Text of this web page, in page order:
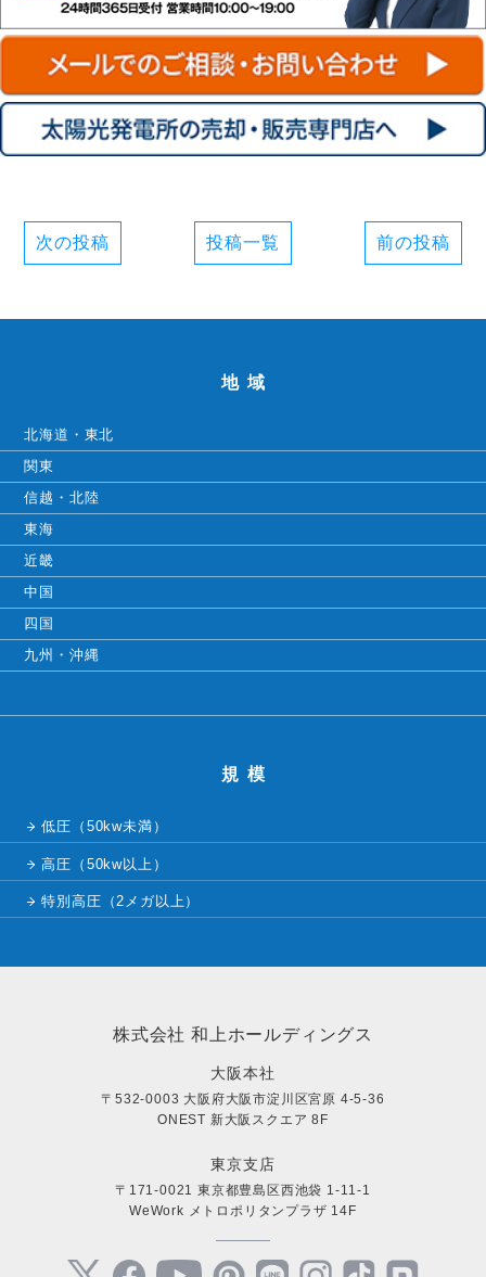
次の投稿 投稿一覧 前の投稿
地域
北海道・東北
関東
信越・北陸
東海
近畿
中国
四国
九州・沖縄
規模
低圧（50kw未満）
高圧（50kw以上）
特別高圧（2メガ以上）
株式会社 和上ホールディングス
大阪本社
〒532-0003 大阪府大阪市淀川区宮原 4-5-36
ONEST 新大阪スクエア 8F
東京支店
〒171-0021 東京都豊島区西池袋 1-11-1
WeWork メトロポリタンプラザ 14F